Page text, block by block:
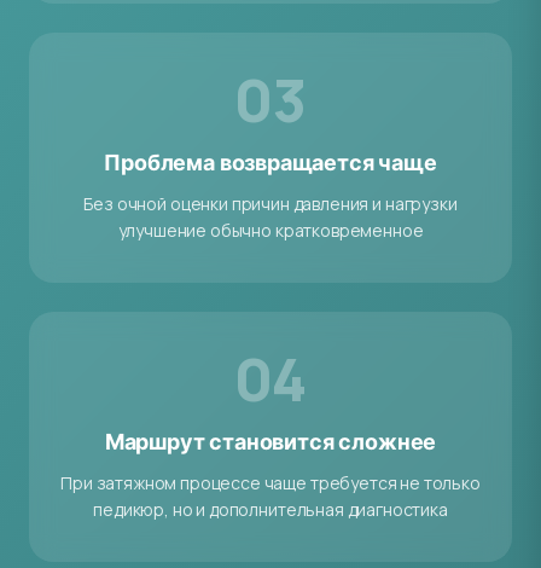
03
Проблема возвращается чаще
Без очной оценки причин давления и нагрузки
улучшение обычно кратковременное
04
Маршрут становится сложнее
При затяжном процессе чаще требуется не только
педикюр, но и дополнительная диагностика